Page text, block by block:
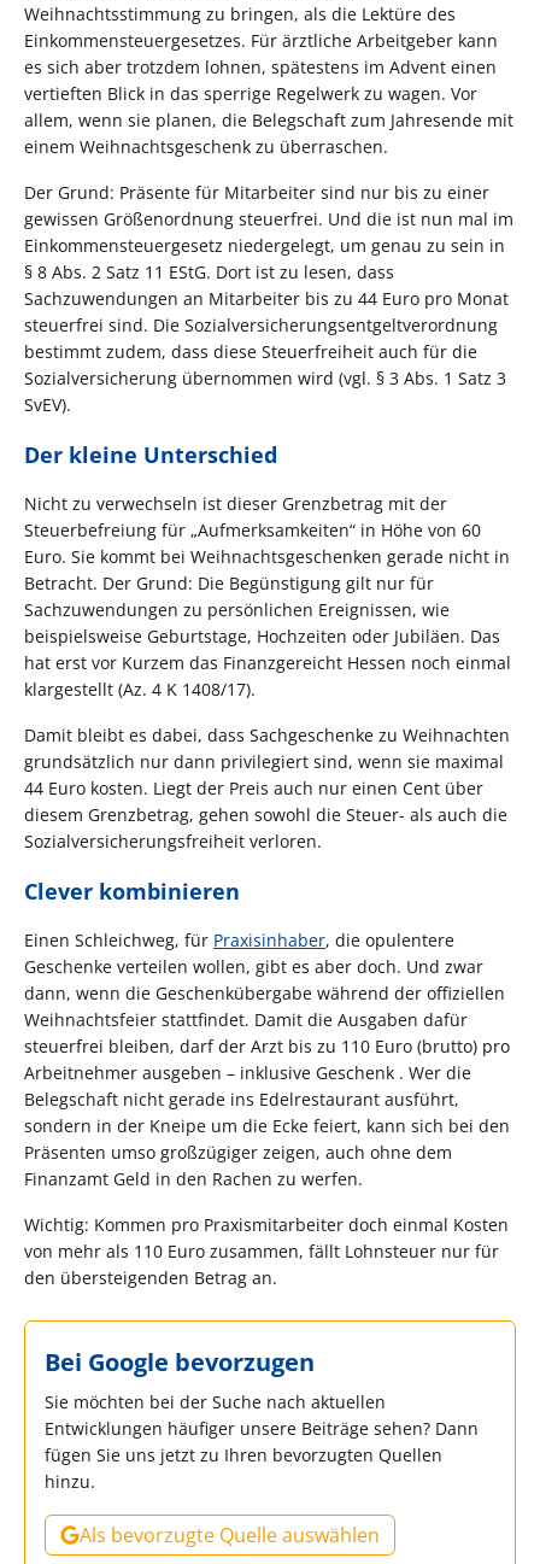
Weihnachtsstimmung zu bringen, als die Lektüre des
Einkommensteuergesetzes. Für ärztliche Arbeitgeber kann
es sich aber trotzdem lohnen, spätestens im Advent einen
vertieften Blick in das sperrige Regelwerk zu wagen. Vor
allem, wenn sie planen, die Belegschaft zum Jahresende mit
einem Weihnachtsgeschenk zu überraschen.
Der Grund: Präsente für Mitarbeiter sind nur bis zu einer
gewissen Größenordnung steuerfrei. Und die ist nun mal im
Einkommensteuergesetz niedergelegt, um genau zu sein in
§ 8 Abs. 2 Satz 11 EStG. Dort ist zu lesen, dass
Sachzuwendungen an Mitarbeiter bis zu 44 Euro pro Monat
steuerfrei sind. Die Sozialversicherungsentgeltverordnung
bestimmt zudem, dass diese Steuerfreiheit auch für die
Sozialversicherung übernommen wird (vgl. § 3 Abs. 1 Satz 3
SvEV).
Der kleine Unterschied
Nicht zu verwechseln ist dieser Grenzbetrag mit der
Steuerbefreiung für „Aufmerksamkeiten“ in Höhe von 60
Euro. Sie kommt bei Weihnachtsgeschenken gerade nicht in
Betracht. Der Grund: Die Begünstigung gilt nur für
Sachzuwendungen zu persönlichen Ereignissen, wie
beispielsweise Geburtstage, Hochzeiten oder Jubiläen. Das
hat erst vor Kurzem das Finanzgereicht Hessen noch einmal
klargestellt (Az. 4 K 1408/17).
Damit bleibt es dabei, dass Sachgeschenke zu Weihnachten
grundsätzlich nur dann privilegiert sind, wenn sie maximal
44 Euro kosten. Liegt der Preis auch nur einen Cent über
diesem Grenzbetrag, gehen sowohl die Steuer- als auch die
Sozialversicherungsfreiheit verloren.
Clever kombinieren
Einen Schleichweg, für Praxisinhaber, die opulentere
Geschenke verteilen wollen, gibt es aber doch. Und zwar
dann, wenn die Geschenkübergabe während der offiziellen
Weihnachtsfeier stattfindet. Damit die Ausgaben dafür
steuerfrei bleiben, darf der Arzt bis zu 110 Euro (brutto) pro
Arbeitnehmer ausgeben – inklusive Geschenk . Wer die
Belegschaft nicht gerade ins Edelrestaurant ausführt,
sondern in der Kneipe um die Ecke feiert, kann sich bei den
Präsenten umso großzügiger zeigen, auch ohne dem
Finanzamt Geld in den Rachen zu werfen.
Wichtig: Kommen pro Praxismitarbeiter doch einmal Kosten
von mehr als 110 Euro zusammen, fällt Lohnsteuer nur für
den übersteigenden Betrag an.
Bei Google bevorzugen
Sie möchten bei der Suche nach aktuellen
Entwicklungen häufiger unsere Beiträge sehen? Dann
fügen Sie uns jetzt zu Ihren bevorzugten Quellen
hinzu.
Als bevorzugte Quelle auswählen